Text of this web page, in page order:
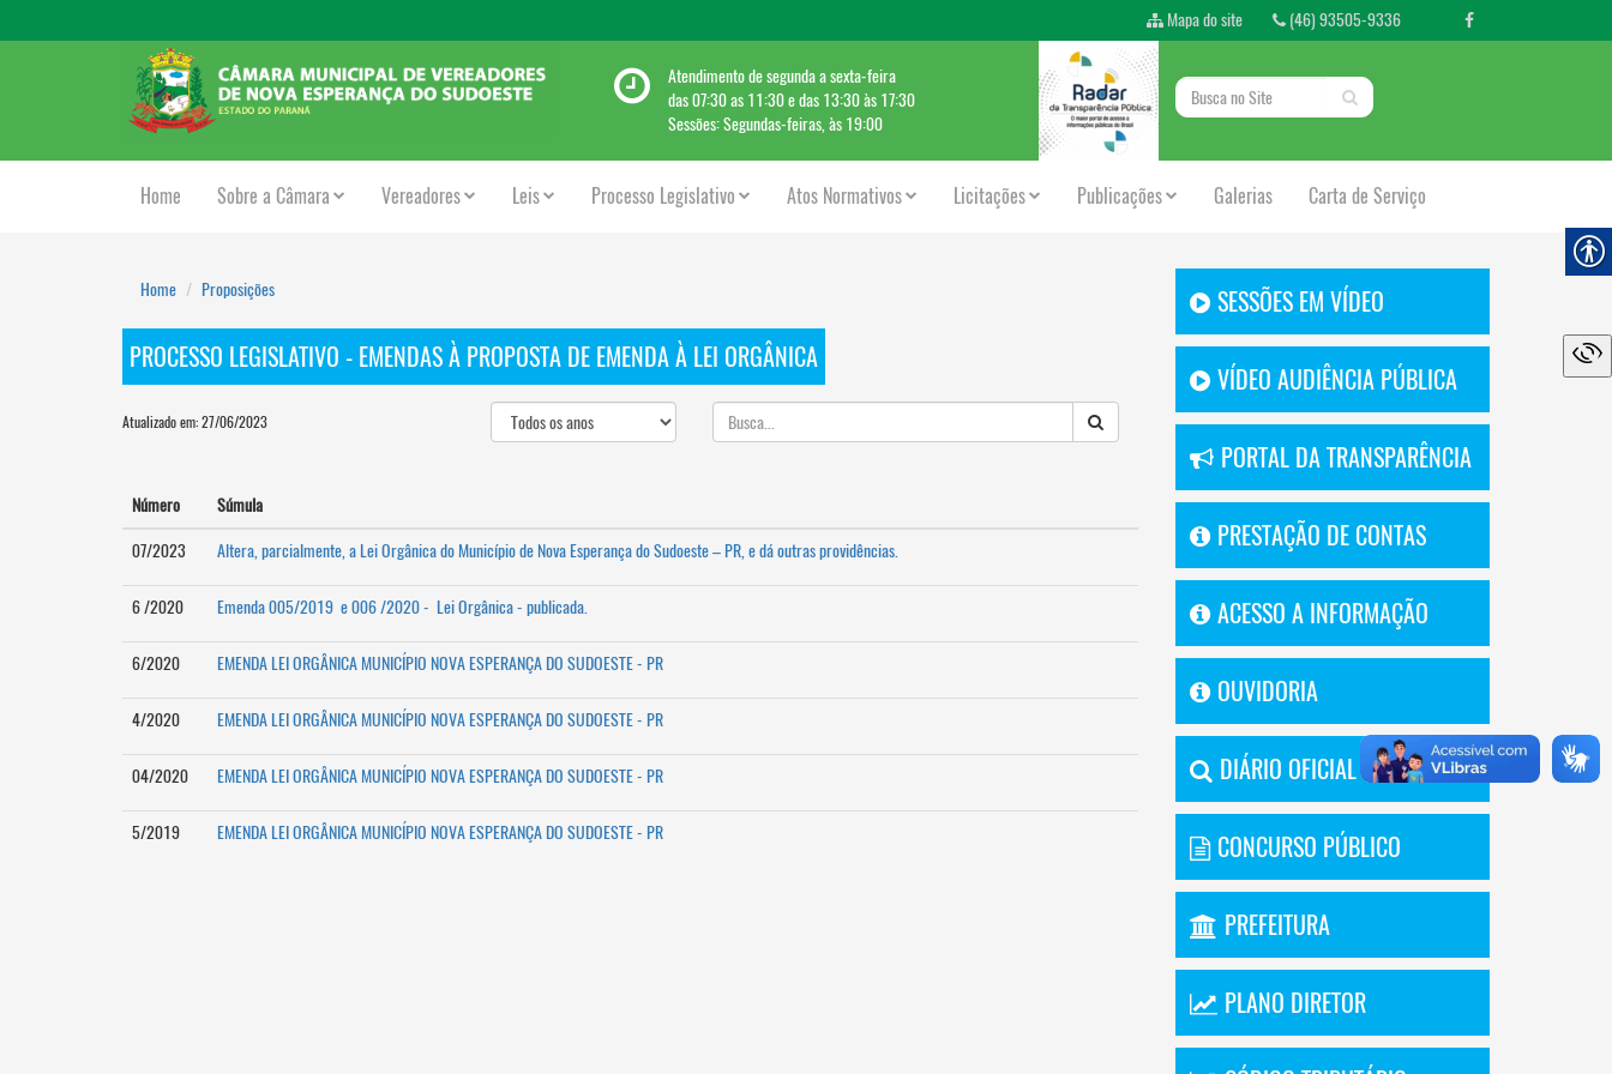
Mapa do site (46) 93505-9336
Atendimento de segunda a sexta-feira
das 07:30 as 11:30 e das 13:30 às 17:30
Sessões: Segundas-feiras, às 19:00
Home Sobre a Câmara Vereadores Leis Processo Legislativo Atos Normativos Licitações Publicações Galerias Carta de Serviço
Home Proposições
PROCESSO LEGISLATIVO - EMENDAS À PROPOSTA DE EMENDA À LEI ORGÂNICA
Atualizado em: 27/06/2023
Número
Súmula
07/2023
Altera, parcialmente, a Lei Orgânica do Município de Nova Esperança do Sudoeste – PR, e dá outras providências.
6 /2020 Emenda 005/2019 e 006 /2020 - Lei Orgânica - publicada.
6/2020 EMENDA LEI ORGÂNICA MUNICÍPIO NOVA ESPERANÇA DO SUDOESTE - PR
4/2020 EMENDA LEI ORGÂNICA MUNICÍPIO NOVA ESPERANÇA DO SUDOESTE - PR
04/2020 EMENDA LEI ORGÂNICA MUNICÍPIO NOVA ESPERANÇA DO SUDOESTE - PR
5/2019 EMENDA LEI ORGÂNICA MUNICÍPIO NOVA ESPERANÇA DO SUDOESTE - PR
SESSÕES EM VÍDEO
VÍDEO AUDIÊNCIA PÚBLICA
PORTAL DA TRANSPARÊNCIA
PRESTAÇÃO DE CONTAS
ACESSO A INFORMAÇÃO
OUVIDORIA
DIÁRIO OFICIAL
CONCURSO PÚBLICO
PREFEITURA
PLANO DIRETOR